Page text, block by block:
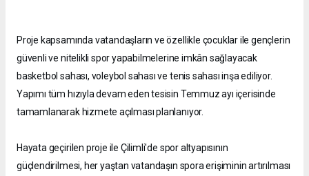
Proje kapsamında vatandaşların ve özellikle çocuklar ile gençlerin
güvenli ve nitelikli spor yapabilmelerine imkân sağlayacak
basketbol sahası, voleybol sahası ve tenis sahası inşa ediliyor.
Yapımı tüm hızıyla devam eden tesisin Temmuz ayı içerisinde
tamamlanarak hizmete açılması planlanıyor.
Hayata geçirilen proje ile Çilimli'de spor altyapısının
güçlendirilmesi, her yaştan vatandaşın spora erişiminin artırılması